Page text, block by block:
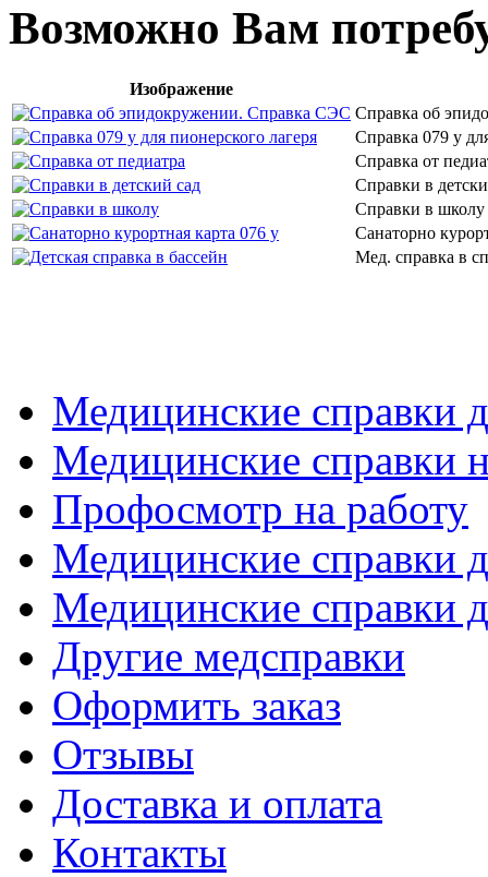
Возможно Вам
Изображение
Справка об
Справка 079 у
Справка от
Справки в
Справки в школу
Санаторно
Мед. справка в
Медицинские справки
Медицинские справки
Профосмотр на работу
Медицинские справки
Медицинские справки
Другие медсправки
Оформить заказ
Отзывы
Доставка и оплата
Контакты